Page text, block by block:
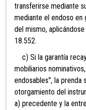
transferirse mediante
mediante el endoso en
del mismo,
18.552.
c) Si la garantía
mobiliarios
endosables", la prenda
otorgamiento del
a) precedente y la